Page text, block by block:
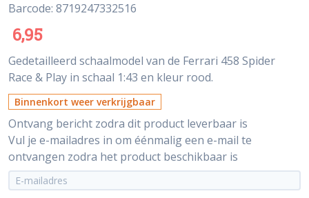
Barcode: 8719247332516
6,95
Gedetailleerd schaalmodel van de Ferrari 458 Spider
Race & Play in schaal 1:43 en kleur rood.
Binnenkort weer verkrijgbaar
Ontvang bericht zodra dit product leverbaar is
Vul je e-mailadres in om éénmalig een e-mail te
ontvangen zodra het product beschikbaar is